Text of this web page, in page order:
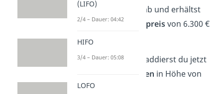
Zieleinkaufspreis ab und erhältst
einenBareinkaufspreisvon 6.300 €
– 126 € = 6.174 €.
Zu diesem Betrag addierst du jetzt
Transportkosten in Höhe von
1.000 € und die
(LIFO)
2/4 – Dauer: 04:42
HIFO
3/4 – Dauer: 05:08
LOFO